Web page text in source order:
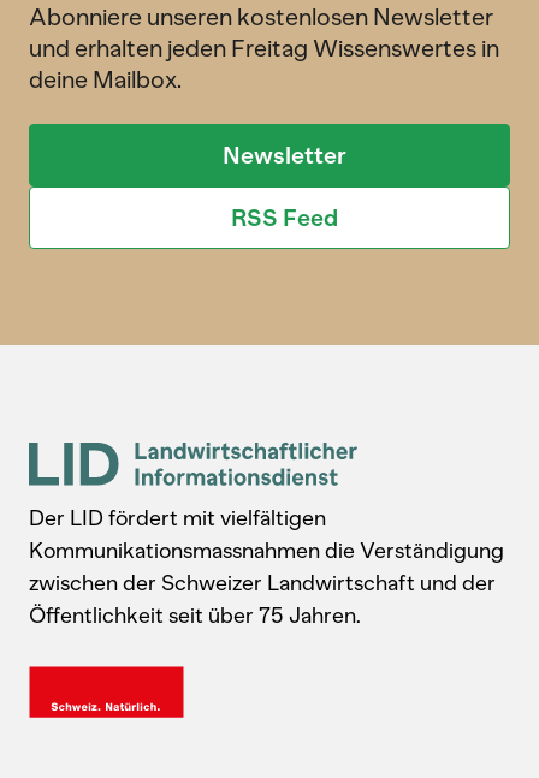
Abonniere unseren kostenlosen Newsletter
und erhalten jeden Freitag Wissenswertes in
deine Mailbox.
Newsletter
RSS Feed
Der LID fördert mit vielfältigen
Kommunikationsmassnahmen die Verständigung
zwischen der Schweizer Landwirtschaft und der
Öffentlichkeit seit über 75 Jahren.